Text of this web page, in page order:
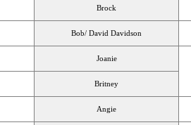
Brock
Bob/ David Davidson
Joanie
Britney
Angie